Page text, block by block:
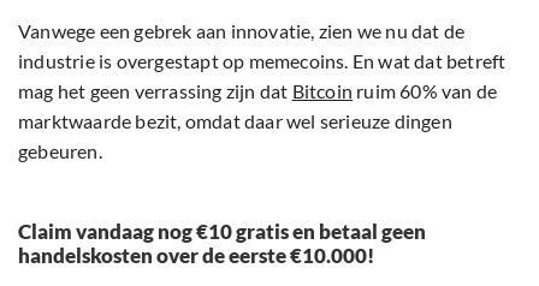
Vanwege een gebrek aan innovatie, zien we nu dat de
industrie is overgestapt op memecoins. En wat dat betreft
mag het geen verrassing zijn dat Bitcoin ruim 60% van de
marktwaarde bezit, omdat daar wel serieuze dingen
gebeuren.
Claim vandaag nog €10 gratis en betaal geen
handelskosten over de eerste €10.000!